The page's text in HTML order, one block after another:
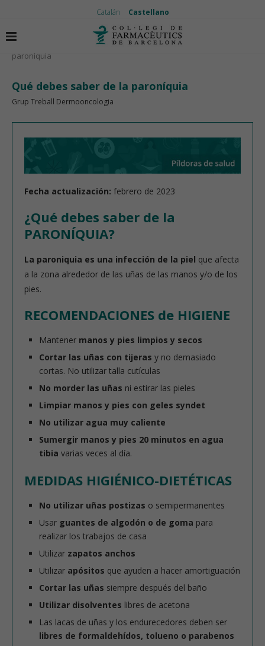
Catalán Castellano
Inicio Píldoras de salud
Qué debes saber de la
paroníquia
Qué debes saber de la paroníquia
Grup Treball Dermooncologia
Fecha actualización: febrero de 2023
¿Qué debes saber de la
PARONÍQUIA?
La paroniquia es una infección de la piel que afecta
a la zona alrededor de las uñas de las manos y/o de los
pies.
RECOMENDACIONES de HIGIENE
Mantener manos y pies limpios y secos
Cortar las uñas con tijeras y no demasiado
cortas. No utilizar talla cutículas
No morder las uñas ni estirar las pieles
Limpiar manos y pies con geles syndet
No utilizar agua muy caliente
Sumergir manos y pies 20 minutos en agua
tibia varias veces al día.
MEDIDAS HIGIÉNICO-DIETÉTICAS
No utilizar uñas postizas o semipermanentes
Usar guantes de algodón o de goma para
realizar los trabajos de casa
Utilizar zapatos anchos
Utilizar apósitos que ayuden a hacer amortiguación
Cortar las uñas siempre después del baño
Utilizar disolventes libres de acetona
Las lacas de uñas y los endurecedores deben ser
libres de formaldehídos, tolueno o parabenos